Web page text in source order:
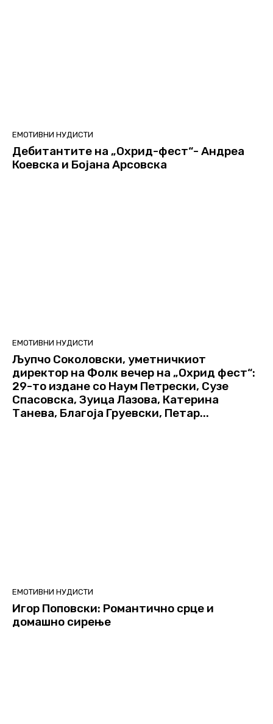
ЕМОТИВНИ НУДИСТИ
Дебитантите на „Охрид-фест“- Андреа
Коевска и Бојана Арсовска
ЕМОТИВНИ НУДИСТИ
Љупчо Соколовски, уметничкиот
директор на Фолк вечер на „Охрид фест“:
29-то издане со Наум Петрески, Сузе
Спасовска, Зуица Лазова, Катерина
Танева, Благоја Груевски, Петар...
ЕМОТИВНИ НУДИСТИ
Игор Поповски: Романтично срце и
домашно сирење